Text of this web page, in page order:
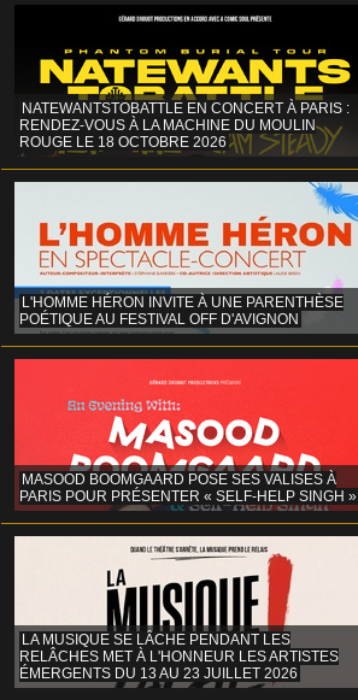
NATEWANTSTOBATTLE EN CONCERT À PARIS :
RENDEZ-VOUS À LA MACHINE DU MOULIN
ROUGE LE 18 OCTOBRE 2026
L'HOMME HÉRON INVITE À UNE PARENTHÈSE
POÉTIQUE AU FESTIVAL OFF D'AVIGNON
MASOOD BOOMGAARD POSE SES VALISES À
PARIS POUR PRÉSENTER « SELF-HELP SINGH »
LA MUSIQUE SE LÂCHE PENDANT LES
RELÂCHES MET À L'HONNEUR LES ARTISTES
ÉMERGENTS DU 13 AU 23 JUILLET 2026